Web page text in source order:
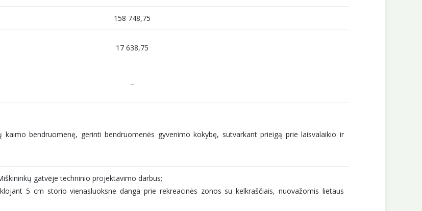
158 748,75
17 638,75
–
kaimo bendruomenę, gerinti bendruomenės gyvenimo kokybę, sutvarkant prieigą prie laisvalaikio ir
gatvėje techninio projektavimo darbus;
5 cm storio vienasluoksne danga prie rekreacinės zonos su kelkraščiais, nuovažomis lietaus